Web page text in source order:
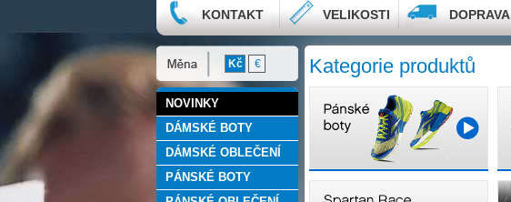
KONTAKT VELIKOSTI DOPRAVA
Kč €
NOVINKY
DÁMSKÉ BOTY
DÁMSKÉ OBLEČENÍ
PÁNSKÉ BOTY
Kategorie produktů